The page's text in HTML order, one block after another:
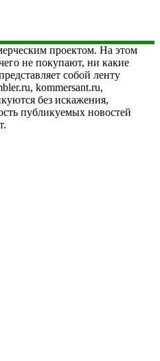
проектом. На этом
не покупают, ни какие
собой ленту
kommersant.ru,
без искажения,
публикуемых новостей